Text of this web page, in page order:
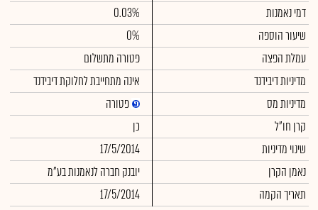
דמי נאמנות
0.03%
שיעור הוספה
0%
עמלת הפצה
פטורה מתשלום
מדיניות דיבידנד
אינה מתחייבת לחלוקת דיבידנד
מדיניות מס
פטורה
קרן חו"ל
כן
שינוי מדיניות
17/5/2014
נאמן הקרן
יובנק חברה לנאמנות בע"מ
תאריך הקמה
17/5/2014